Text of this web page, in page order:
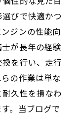
びで快適かつ
ジンの性能向
が長年の経験
を行い、走行
の作業は単な
久性を損なわ
。当ブログで